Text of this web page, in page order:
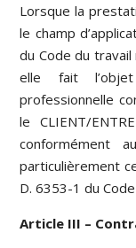
Lorsque la
le champ
du Code du
elle fait
professionnelle
le CLIENT/
conformément
particulièrement
D. 6353-1 du
Article III –